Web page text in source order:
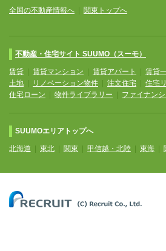
全国の不動産情報へ 関東トップへ
不動産・住宅サイト SUUMO（スーモ）
賃貸 賃貸マンション 賃貸アパート 賃貸
土地
リノベーション物件 注文住宅 住宅
住宅ローン
物件ライブラリー ファイナン
SUUMOエリアトップへ
北海道 東北 関東 甲信越・北陸 東海